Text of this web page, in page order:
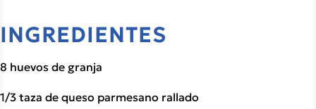
INGREDIENTES
8 huevos de granja
1/3 taza de queso parmesano rallado